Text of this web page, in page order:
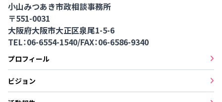
小山みつあき市政相談事務所
〒551-0031
大阪府大阪市大正区泉尾1-5-6
TEL：06-6554-1540/FAX：06-6586-9340
プロフィール
ビジョン